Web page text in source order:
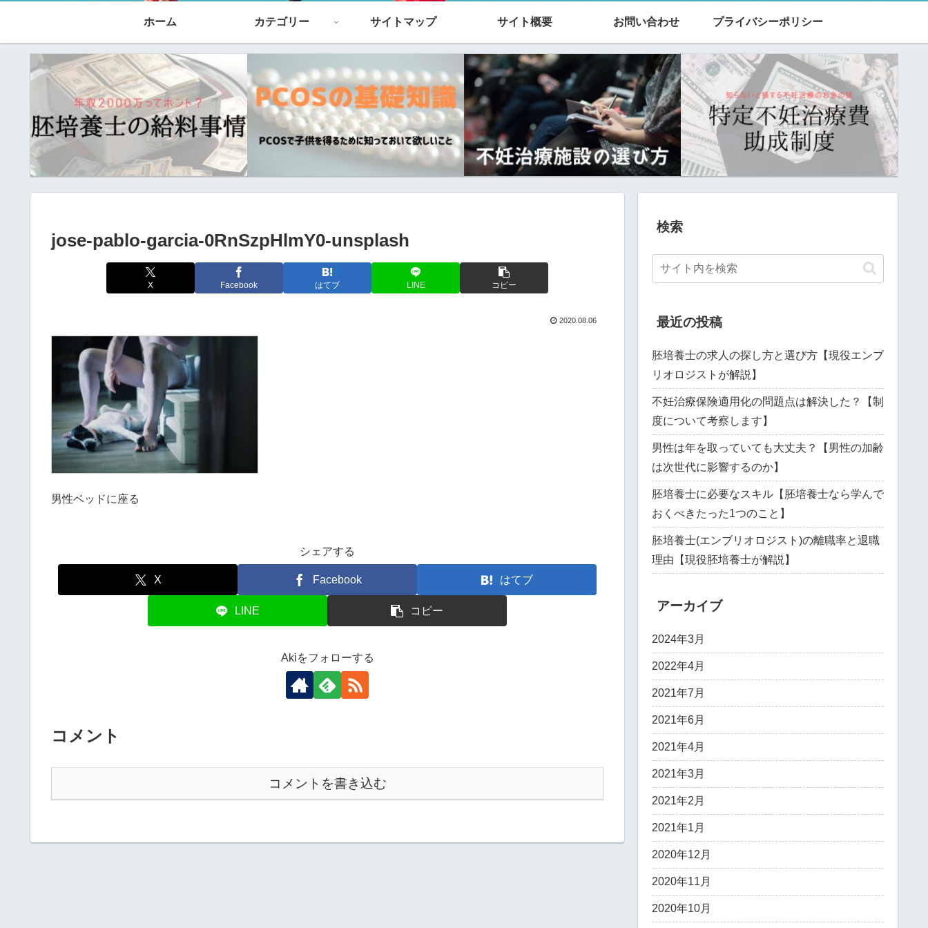
ホーム カテゴリー サイトマップ サイト概要 お問い合わせ プライバシーポリシー
jose-pablo-garcia-0RnSzpHlmY0-unsplash
X Facebook はてブ LINE コピー
2020.08.06
男性ベッドに座る
シェアする
X Facebook はてブ
LINE コピー
Akiをフォローする
コメント
コメントを書き込む
検索
最近の投稿
胚培養士の求人の探し方と選び方【現役エンブ
リオロジストが解説】
不妊治療保険適用化の問題点は解決した？【制
度について考察します】
男性は年を取っていても大丈夫？【男性の加齢
は次世代に影響するのか】
胚培養士に必要なスキル【胚培養士なら学んで
おくべきたった1つのこと】
胚培養士(エンブリオロジスト)の離職率と退職
理由【現役胚培養士が解説】
アーカイブ
2024年3月
2022年4月
2021年7月
2021年6月
2021年4月
2021年3月
2021年2月
2021年1月
2020年12月
2020年11月
2020年10月